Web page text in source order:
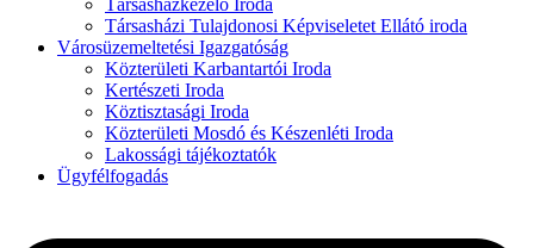
Társasházi Tulajdonosi Képviseletet Ellátó iroda
Városüzemeltetési Igazgatóság
Közterületi Karbantartói Iroda
Kertészeti Iroda
Köztisztasági Iroda
Közterületi Mosdó és Készenléti Iroda
Lakossági tájékoztatók
Ügyfélfogadás